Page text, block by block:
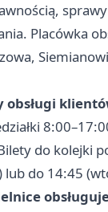
Placówka
obsługi
do kolejki
lub do 14:45